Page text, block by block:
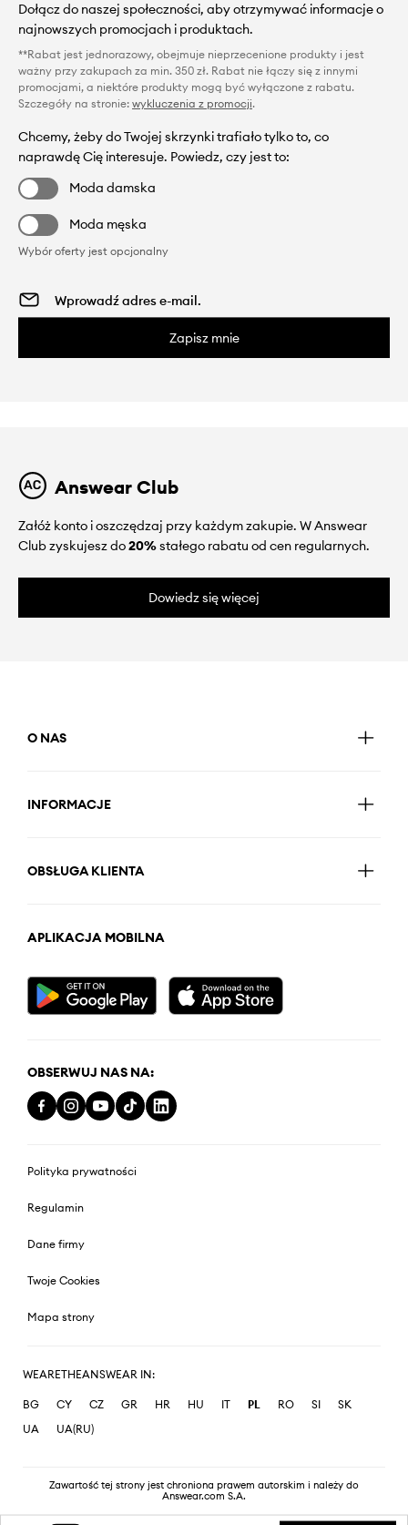
Dołącz do naszej społeczności, aby otrzymywać informacje o
najnowszych promocjach i produktach.
**Rabat jest jednorazowy, obejmuje nieprzecenione produkty i jest
ważny przy zakupach za min. 350 zł. Rabat nie łączy się z innymi
promocjami, a niektóre produkty mogą być wyłączone z rabatu.
Szczegóły na stronie: wykluczenia z promocji.
Chcemy, żeby do Twojej skrzynki trafiało tylko to, co
naprawdę Cię interesuje. Powiedz, czy jest to:
Moda damska
Moda męska
Wybór oferty jest opcjonalny
Zapisz mnie
Answear Club
Załóż konto i oszczędzaj przy każdym zakupie. W Answear
Club zyskujesz do20%stałego rabatu od cen regularnych.
Dowiedz się więcej
O NAS
INFORMACJE
OBSŁUGA KLIENTA
APLIKACJA MOBILNA
OBSERWUJ NAS NA:
Polityka prywatności
Regulamin
Dane firmy
Twoje Cookies
Mapa strony
WEARETHEANSWEAR IN:
BG CY CZ GR HR HU IT PL RO SI
SK
UA
UA(RU)
Zawartość tej strony jest chroniona prawem autorskim i należy do
Answear.com S.A.